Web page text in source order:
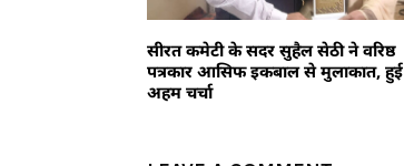
सीरत कमेटी के सदर सुहैल सेठी ने वरिष्ठ
पत्रकार आसिफ इकबाल से मुलाकात, हुई
अहम चर्चा